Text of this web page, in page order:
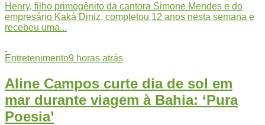
Henry, filho primogênito da cantora Simone Mendes e do
empresário Kaká Diniz, completou 12 anos nesta semana e
recebeu uma...
Entretenimento9 horas atrás
Aline Campos curte dia de sol em
mar durante viagem à Bahia: ‘Pura
Poesia’